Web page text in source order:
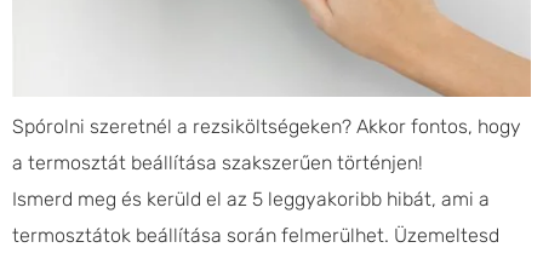
Spórolni szeretnél a rezsiköltségeken? Akkor fontos, hogy
a termosztát beállítása szakszerűen történjen!
Ismerd meg és kerüld el az 5 leggyakoribb hibát, ami a
termosztátok beállítása során felmerülhet. Üzemeltesd